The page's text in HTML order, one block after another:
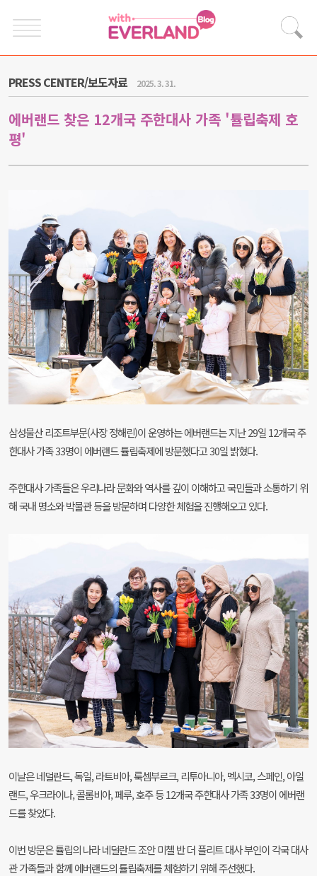
PRESS CENTER/보도자료 2025. 3. 31.
에버랜드 찾은 12개국 주한대사 가족 '튤립축제 호
평'
삼성물산 리조트부문(사장 정해린)이 운영하는 에버랜드는 지난 29일 12개국 주
한대사 가족 33명이 에버랜드 튤립축제에 방문했다고 30일 밝혔다.
주한대사 가족들은 우리나라 문화와 역사를 깊이 이해하고 국민들과 소통하기 위
해 국내 명소와 박물관 등을 방문하며 다양한 체험을 진행해오고 있다.
이날은 네덜란드, 독일, 라트비아, 룩셈부르크, 리투아니아, 멕시코, 스페인, 아일
랜드, 우크라이나, 콜롬비아, 페루, 호주 등 12개국 주한대사 가족 33명이 에버랜
드를 찾았다.
이번 방문은 튤립의 나라 네덜란드 조안 미첼 반 더 플리트 대사 부인이 각국 대사
관 가족들과 함께 에버랜드의 튤립축제를 체험하기 위해 주선했다.